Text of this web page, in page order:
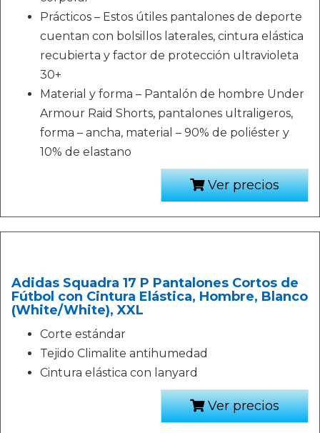
Prácticos – Estos útiles pantalones de deporte
cuentan con bolsillos laterales, cintura elástica
recubierta y factor de protección ultravioleta
30+
Material y forma – Pantalón de hombre Under
Armour Raid Shorts, pantalones ultraligeros,
forma – ancha, material – 90% de poliéster y
10% de elastano
Ver precios
Adidas Squadra 17 P Pantalones Cortos de
Fútbol con Cintura Elástica, Hombre, Blanco
(White/White), XXL
Corte estándar
Tejido Climalite antihumedad
Cintura elástica con lanyard
Ver precios